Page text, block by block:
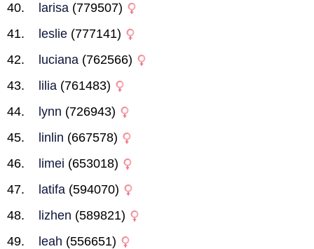
larisa (779507)
leslie (777141)
luciana (762566)
lilia (761483)
lynn (726943)
linlin (667578)
limei (653018)
latifa (594070)
lizhen (589821)
leah (556651)